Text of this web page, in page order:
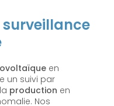
en
un suivi par
production en
Nos